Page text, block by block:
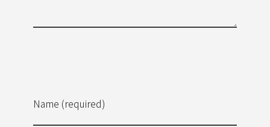
Name (required)